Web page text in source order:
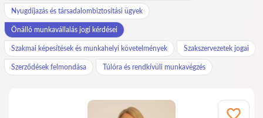
Nyugdíjazás és társadalombiztosítási ügyek
Önálló munkavállalás jogi kérdései
Szakmai képesítések és munkahelyi követelmények Szakszervezetek jogai
Szerződések felmondása Túlóra és rendkívüli munkavégzés